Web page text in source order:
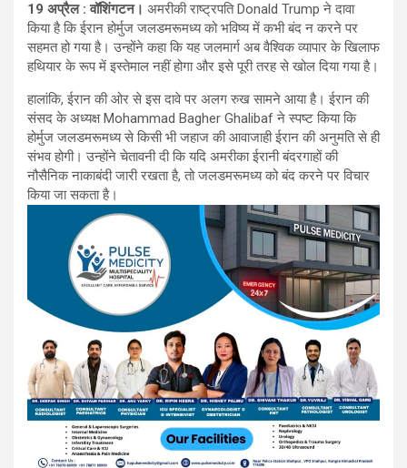
19 अप्रैल : वॉशिंगटन। अमरीकी राष्ट्रपति Donald Trump ने दावा
किया है कि ईरान होर्मुज जलडमरूमध्य को भविष्य में कभी बंद न करने पर
सहमत हो गया है। उन्होंने कहा कि यह जलमार्ग अब वैश्विक व्यापार के खिलाफ
हथियार के रूप में इस्तेमाल नहीं होगा और इसे पूरी तरह से खोल दिया गया है।
हालांकि, ईरान की ओर से इस दावे पर अलग रुख सामने आया है। ईरान की
संसद के अध्यक्ष Mohammad Bagher Ghalibaf ने स्पष्ट किया कि
होर्मुज जलडमरूमध्य से किसी भी जहाज की आवाजाही ईरान की अनुमति से ही
संभव होगी। उन्होंने चेतावनी दी कि यदि अमरीका ईरानी बंदरगाहों की
नौसैनिक नाकाबंदी जारी रखता है, तो जलडमरूमध्य को बंद करने पर विचार
किया जा सकता है।